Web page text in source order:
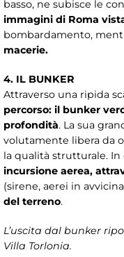
basso, ne subisce le
immagini di Roma
bombardamento,
macerie.
4. IL BUNKER
Attraverso una ripida
percorso: il bunker
profondità. La sua
volutamente libera da
la qualità strutturale. In
incursione aerea,
(sirene, aerei in
del terreno.
L’uscita dal bunker
Villa Torlonia.